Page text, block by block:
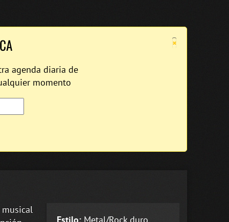
×
agenda diaria de
momento
Estilo: Metal/Rock duro